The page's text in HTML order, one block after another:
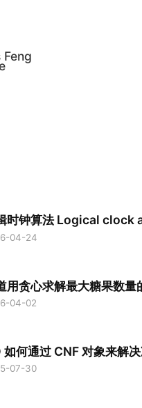
Feng
时钟算法 Logical
04-24
用贪心求解最大糖果数量
04-02
如何通过 CNF 对象来解决
07-30